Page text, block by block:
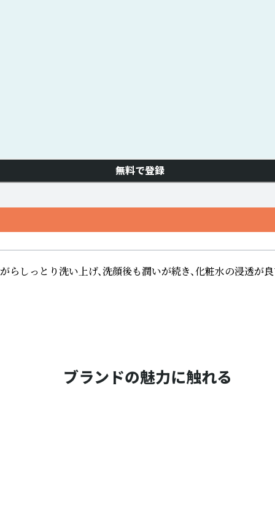
無料で登録
しっとり洗い上げ、洗顔後も潤いが続き、化粧水の浸透が
ブランドの魅力に触れる